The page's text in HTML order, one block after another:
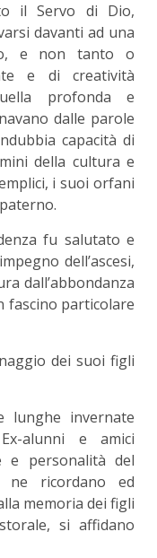
il Servo di Dio,
davanti ad una
e non tanto o
e di creatività
profonda e
dalle parole
capacità di
della cultura e
i suoi orfani
fu salutato e
dell’ascesi,
dall’abbondanza
fascino particolare
dei suoi figli
lunghe invernate
alunni e amici
e personalità del
ne ricordano ed
memoria dei figli
si affidano